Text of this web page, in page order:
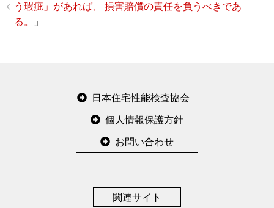
う瑕疵」があれば、 損害賠償の責任を負うべきであ
る。
」
日本住宅性能検査協会
個人情報保護方針
お問い合わせ
関連サイト